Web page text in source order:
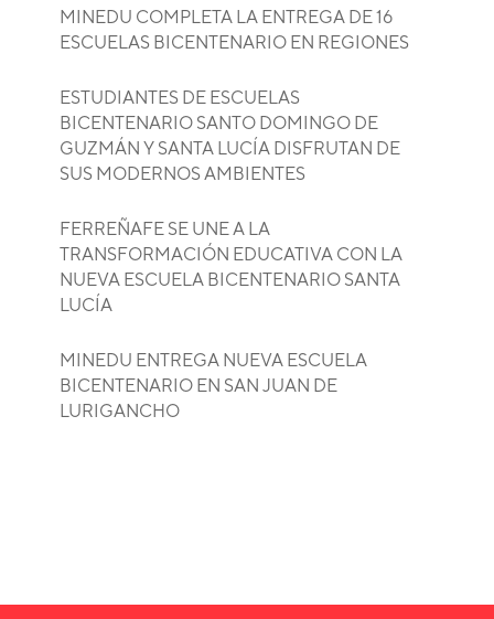
MINEDU COMPLETA LA ENTREGA DE 16
ESCUELAS BICENTENARIO EN REGIONES
ESTUDIANTES DE ESCUELAS
BICENTENARIO SANTO DOMINGO DE
GUZMÁN Y SANTA LUCÍA DISFRUTAN DE
SUS MODERNOS AMBIENTES
FERREÑAFE SE UNE A LA
TRANSFORMACIÓN EDUCATIVA CON LA
NUEVA ESCUELA BICENTENARIO SANTA
LUCÍA
MINEDU ENTREGA NUEVA ESCUELA
BICENTENARIO EN SAN JUAN DE
LURIGANCHO